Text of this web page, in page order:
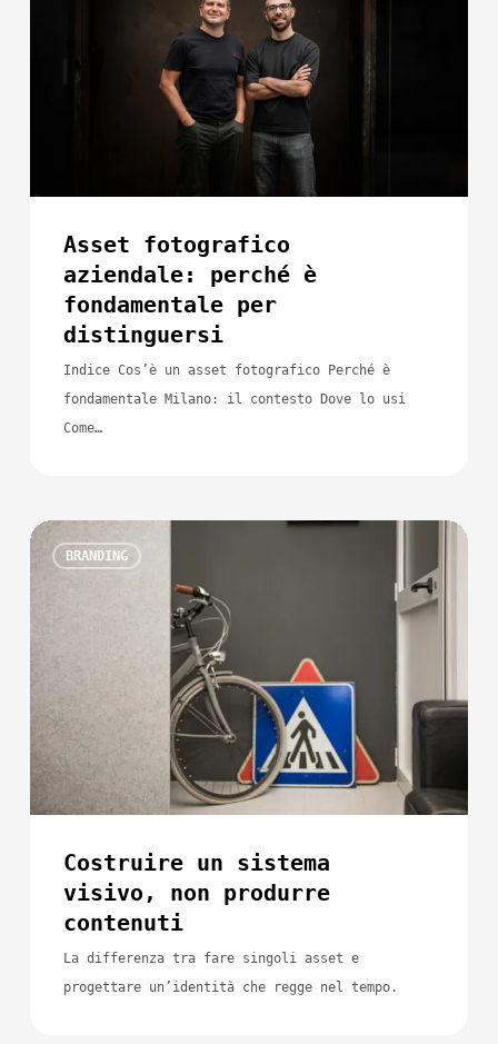
Asset fotografico
aziendale: perché è
fondamentale per
distinguersi
Indice Cos’è un asset fotografico Perché è
fondamentale Milano: il contesto Dove lo usi
Come…
BRANDING
Costruire
produrre
contenuti
Costruire un sistema
visivo, non produrre
contenuti
La differenza tra fare singoli asset e
progettare un’identità che regge nel tempo.